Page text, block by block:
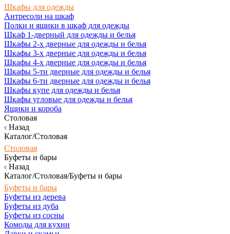
Шкафы для одежды
Антресоли на шкаф
Полки и ящики в шкаф для одежды
Шкаф 1-дверный для одежды и белья
Шкафы 2-х дверные для одежды и белья
Шкафы 3-х дверные для одежды и белья
Шкафы 4-х дверные для одежды и белья
Шкафы 5-ти дверные для одежды и белья
Шкафы 6-ти дверные для одежды и белья
Шкафы купе для одежды и белья
Шкафы угловые для одежды и белья
Ящики и короба
Столовая
Назад
Каталог/Столовая
Столовая
Буфеты и бары
Назад
Каталог/Столовая/Буфеты и бары
Буфеты и бары
Буфеты из дерева
Буфеты из дуба
Буфеты из сосны
Комоды для кухни